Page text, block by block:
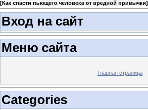
[Как спасти пьющего человека от вредной привычки]
Вход на сайт
Меню сайта
Главная страница
Categories